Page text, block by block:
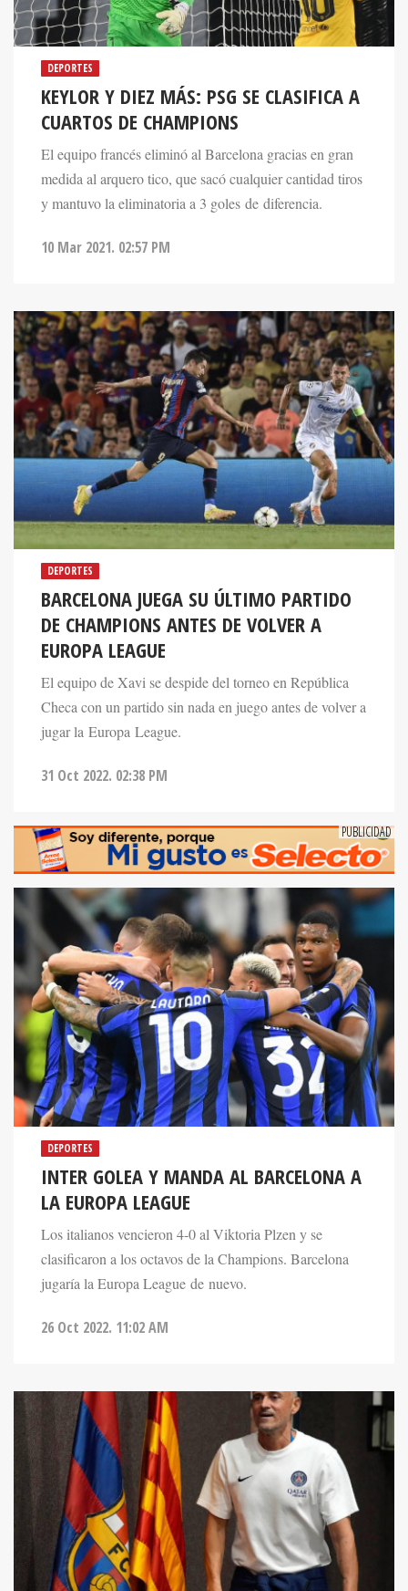
DEPORTES
KEYLOR Y DIEZ MÁS: PSG SE CLASIFICA A
CUARTOS DE CHAMPIONS
El equipo francés eliminó al Barcelona gracias en gran
medida al arquero tico, que sacó cualquier cantidad tiros
y mantuvo la eliminatoria a 3 goles de diferencia.
10 Mar 2021. 02:57 PM
DEPORTES
BARCELONA JUEGA SU ÚLTIMO PARTIDO
DE CHAMPIONS ANTES DE VOLVER A
EUROPA LEAGUE
El equipo de Xavi se despide del torneo en República
Checa con un partido sin nada en juego antes de volver a
jugar la Europa League.
31 Oct 2022. 02:38 PM
DEPORTES
INTER GOLEA Y MANDA AL BARCELONA A
LA EUROPA LEAGUE
Los italianos vencieron 4-0 al Viktoria Plzen y se
clasificaron a los octavos de la Champions. Barcelona
jugaría la Europa League de nuevo.